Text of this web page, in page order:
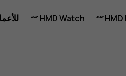
HMD
HMD Watch